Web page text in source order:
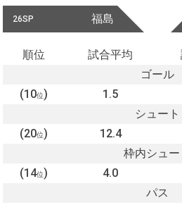
26SP 福島
順位 試合平均
ゴール
(10位) 1.5
シュート
(20位) 12.4
枠内シュー
(14位) 4.0
パス